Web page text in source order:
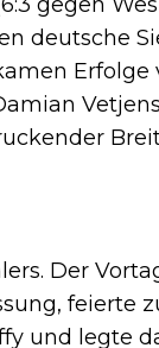
deutsche
Erfolge
Der
feierte
und legte